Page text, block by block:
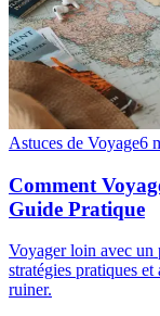
Astuces de Voyage6
Comment
Guide Pratique
Voyager loin avec un
stratégies pratiques
ruiner.